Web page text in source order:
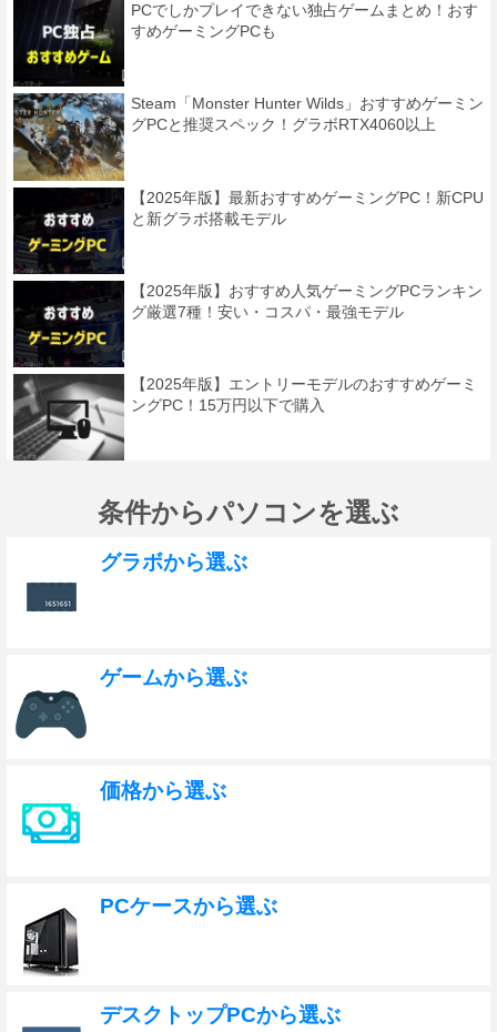
PCでしかプレイできない独占ゲームまとめ！おす
すめゲーミングPCも
Steam「Monster Hunter Wilds」おすすめゲーミン
グPCと推奨スペック！グラボRTX4060以上
【2025年版】最新おすすめゲーミングPC！新CPU
と新グラボ搭載モデル
【2025年版】おすすめ人気ゲーミングPCランキン
グ厳選7種！安い・コスパ・最強モデル
【2025年版】エントリーモデルのおすすめゲーミ
ングPC！15万円以下で購入
条件からパソコンを選ぶ
グラボから選ぶ
ゲームから選ぶ
価格から選ぶ
PCケースから選ぶ
デスクトップPCから選ぶ